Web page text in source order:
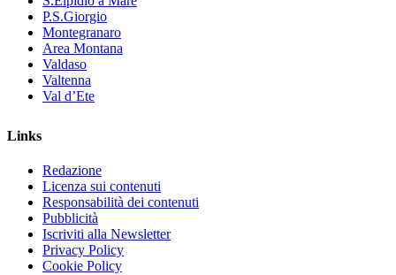
P.S.Giorgio
Montegranaro
Area Montana
Valdaso
Valtenna
Val d’Ete
Links
Redazione
Licenza sui contenuti
Responsabilità dei contenuti
Pubblicità
Iscriviti alla Newsletter
Privacy Policy
Cookie Policy